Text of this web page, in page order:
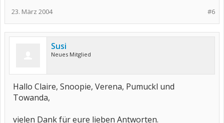
#6
23. März 2004
Susi
Neues Mitglied
Hallo Claire, Snoopie, Verena, Pumuckl und
Towanda,
vielen Dank für eure lieben Antworten.